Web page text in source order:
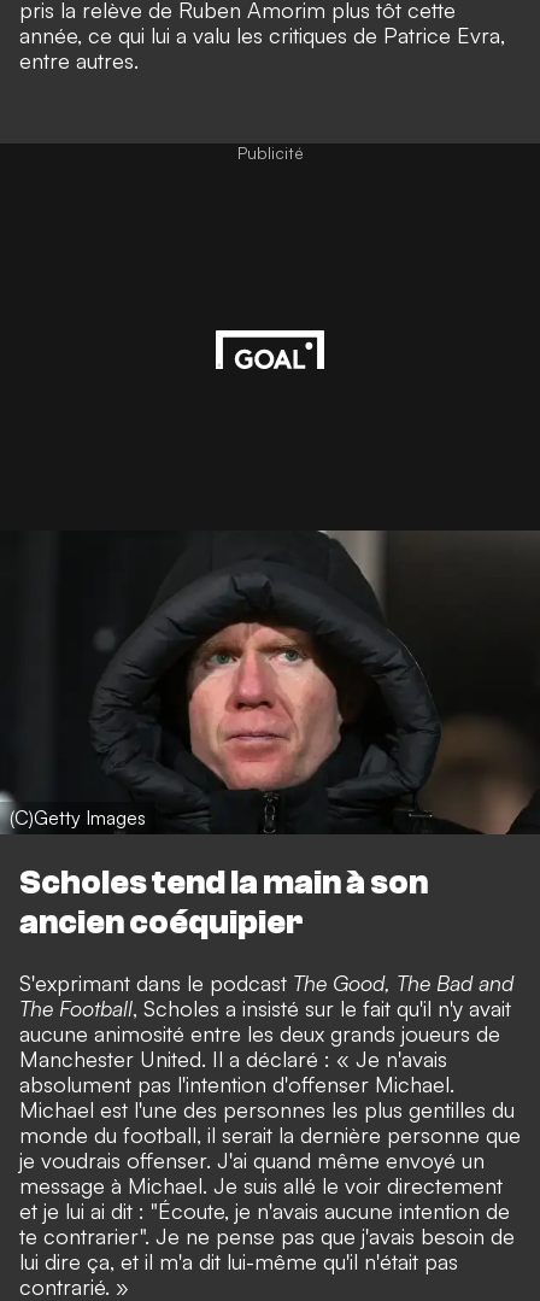
pris la relève de Ruben Amorim plus tôt cette
année, ce qui lui a valu les critiques de Patrice Evra,
entre autres.
Publicité
(C)Getty Images
Scholes tend la main à son
ancien coéquipier
S'exprimant dans le podcast The Good, The Bad and
The Football, Scholes a insisté sur le fait qu'il n'y avait
aucune animosité entre les deux grands joueurs de
Manchester United. Il a déclaré : « Je n'avais
absolument pas l'intention d'offenser Michael.
Michael est l'une des personnes les plus gentilles du
monde du football, il serait la dernière personne que
je voudrais offenser. J'ai quand même envoyé un
message à Michael. Je suis allé le voir directement
et je lui ai dit : "Écoute, je n'avais aucune intention de
te contrarier". Je ne pense pas que j'avais besoin de
lui dire ça, et il m'a dit lui-même qu'il n'était pas
contrarié. »